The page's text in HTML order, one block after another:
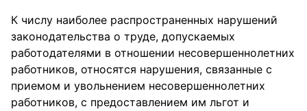
К числу наиболее распространенных нарушений
законодательства о труде, допускаемых
работодателями в отношении несовершеннолетних
работников, относятся нарушения, связанные с
приемом и увольнением несовершеннолетних
работников, с предоставлением им льгот и